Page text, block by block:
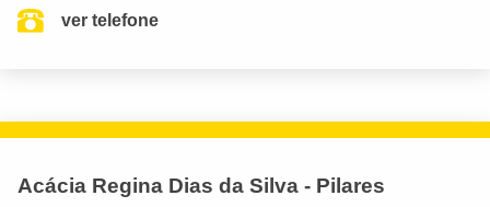
ver telefone
Acácia Regina Dias da Silva - Pilares